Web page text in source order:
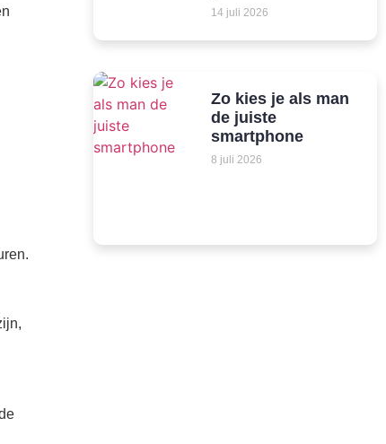
14 juli 2026
Zo kies je als man
de juiste
smartphone
8 juli 2026